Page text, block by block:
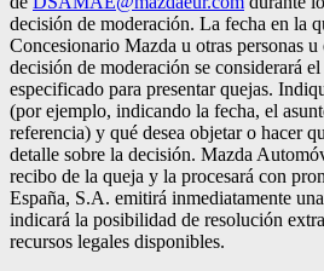
decisión de moderación. La fecha en la
Concesionario Mazda u otras personas u
decisión de moderación se considerará
especificado para presentar quejas.
(por ejemplo, indicando la fecha, el
referencia) y qué desea objetar o hacer
detalle sobre la decisión. Mazda
recibo de la queja y la procesará con
España, S.A. emitirá inmediatamente
indicará la posibilidad de resolución
recursos legales disponibles.